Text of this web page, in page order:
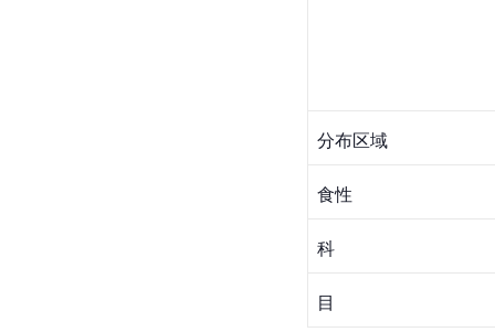
分布区域
食性
科
目